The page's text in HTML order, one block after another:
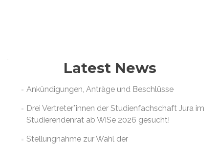
Latest News
Ankündigungen, Anträge und Beschlüsse
Drei Vertreter*innen der Studienfachschaft Jura im
Studierendenrat ab WiSe 2026 gesucht!
Stellungnahme zur Wahl der